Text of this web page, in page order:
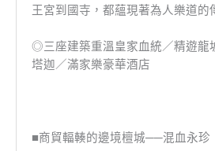
王宮到國寺，都蘊現著為人樂道的
◎三座建築重溫皇家血統／精遊龍
塔迦／滿家樂豪華酒店
■商貿輻輳的邊境檀城──混血永珍